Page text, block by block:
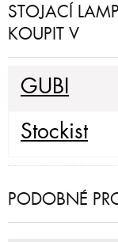
STOJACÍ
KOUPIT V
GUBI
Stockist
PODOBNÉ